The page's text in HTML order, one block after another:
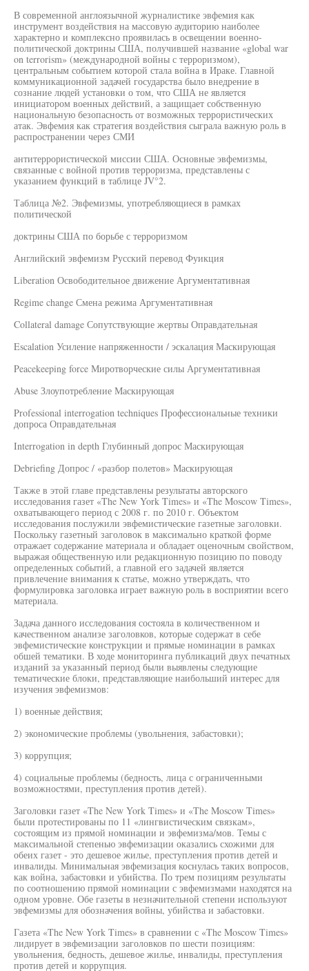
В современной англоязычной журналистике эвфемия как
инструмент воздействия на массовую аудиторию наиболее
характерно и комплексно проявилась в освещении военно-
политической доктрины США, получившей название «global war
on terrorism» (международной войны с терроризмом),
центральным событием которой стала война в Ираке. Главной
коммуникационной задачей государства было внедрение в
сознание людей установки о том, что США не является
инициатором военных действий, а защищает собственную
национальную безопасность от возможных террористических
атак. Эвфемия как стратегия воздействия сыграла важную роль в
распространении через СМИ
антитеррористической миссии США. Основные эвфемизмы,
связанные с войной против терроризма, представлены с
указанием функций в таблице JV°2.
Таблица №2. Эвфемизмы, употребляющиеся в рамках
политической
доктрины США по борьбе с терроризмом
Английский эвфемизм Русский перевод Фуикция
Liberation Освободительное движение Аргументативная
Regime change Смена режима Аргументативная
Collateral damage Сопутствующие жертвы Оправдательная
Escalation Усиление напряженности / эскалация Маскирующая
Peacekeeping force Миротворческие силы Аргументативная
Abuse Злоупотребление Маскирующая
Professional interrogation techniques Профессиональные техники
допроса Оправдательная
Interrogation in depth Глубинный допрос Маскирующая
Debriefing Допрос / «разбор полетов» Маскирующая
Также в этой главе представлены результаты авторского
исследования газет «The New York Times» и «The Moscow Times»,
охватывающего период с 2008 г. по 2010 г. Объектом
исследования послужили эвфемистические газетные заголовки.
Поскольку газетный заголовок в максимально краткой форме
отражает содержание материала и обладает оценочным свойством,
выражая общественную или редакционную позицию по поводу
определенных событий, а главной его задачей является
привлечение внимания к статье, можно утверждать, что
формулировка заголовка играет важную роль в восприятии всего
материала.
Задача данного исследования состояла в количественном и
качественном анализе заголовков, которые содержат в себе
эвфемистические конструкции и прямые номинации в рамках
обшей тематики. В ходе мониторинга публикаций двух печатных
изданий за указанный период были выявлены следующие
тематические блоки, представляющие наибольший интерес для
изучения эвфемизмов:
1) военные действия;
2) экономические проблемы (увольнения, забастовки);
3) коррупция;
4) социальные проблемы (бедность, лица с ограниченными
возможностями, преступления против детей).
Заголовки газет «The New York Times» и «The Moscow Times»
были протестированы по 11 «лингвистическим связкам»,
состоящим из прямой номинации и эвфемизма/мов. Темы с
максимальной степенью эвфемизации оказались схожими для
обеих газет - это дешевое жилье, преступления против детей и
инвалиды. Минимальная эвфемизация коснулась таких вопросов,
как война, забастовки и убийства. По трем позициям результаты
по соотношению прямой номинации с эвфемизмами находятся на
одном уровне. Обе газеты в незначительной степени используют
эвфемизмы для обозначения войны, убийства и забастовки.
Газета «The New York Times» в сравнении с «The Moscow Times»
лидирует в эвфемизации заголовков по шести позициям:
увольнения, бедность, дешевое жилье, инвалиды, преступления
против детей и коррупция.